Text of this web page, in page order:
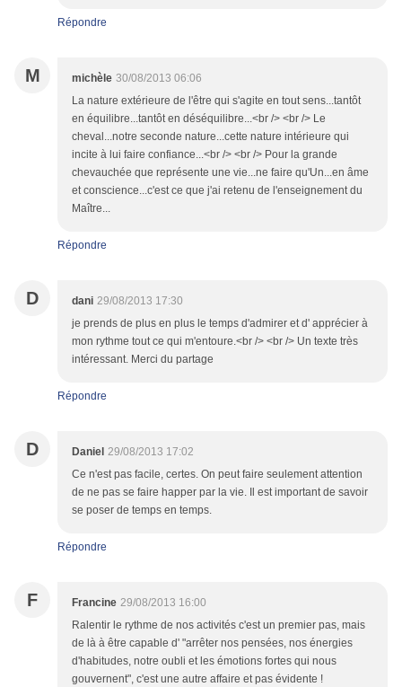
Répondre
M michèle 30/08/2013 06:06
La nature extérieure de l'être qui s'agite en tout sens...tantôt
en équilibre...tantôt en déséquilibre...<br /> <br /> Le
cheval...notre seconde nature...cette nature intérieure qui
incite à lui faire confiance...<br /> <br /> Pour la grande
chevauchée que représente une vie...ne faire qu'Un...en âme
et conscience...c'est ce que j'ai retenu de l'enseignement du
Maître...
Répondre
D dani 29/08/2013 17:30
je prends de plus en plus le temps d'admirer et d' apprécier à
mon rythme tout ce qui m'entoure.<br /> <br /> Un texte très
intéressant. Merci du partage
Répondre
D Daniel 29/08/2013 17:02
Ce n'est pas facile, certes. On peut faire seulement attention
de ne pas se faire happer par la vie. Il est important de savoir
se poser de temps en temps.
Répondre
F Francine 29/08/2013 16:00
Ralentir le rythme de nos activités c'est un premier pas, mais
de là à être capable d' "arrêter nos pensées, nos énergies
d'habitudes, notre oubli et les émotions fortes qui nous
gouvernent", c'est une autre affaire et pas évidente !